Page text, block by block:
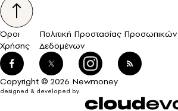
Όροι
Χρήσης
Πολιτική Προστασίας Προσωπικών
Δεδομένων
Copyright © 2026 Newmoney
designed & developed by